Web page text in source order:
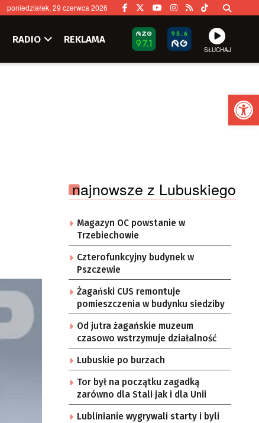
poniedziałek, 29 czerwca 2026
RADIO REKLAMA
SŁUCHAJ
najnowsze z Lubuskiego
Magazyn OC powstanie w
Trzebiechowie
Czterofunkcyjny budynek w
Pszczewie
Żagański CUS remontuje
pomieszczenia w budynku siedziby
Od jutra żagańskie muzeum
czasowo wstrzymuje działalność
Lubuskie po burzach
Tor był na początku zagadką
zarówno dla Stali jak i dla Unii
Lublinianie wygrywali starty i byli